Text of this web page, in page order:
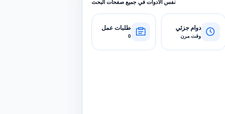
نفس الأدوات في جميع صفحات البحث
دوام جزئي
وقت مرن
طلبات عمل
0